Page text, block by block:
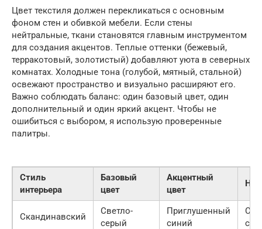
Цвет текстиля должен перекликаться с основным
фоном стен и обивкой мебели. Если стены
нейтральные, ткани становятся главным инструментом
для создания акцентов. Теплые оттенки (бежевый,
терракотовый, золотистый) добавляют уюта в северных
комнатах. Холодные тона (голубой, мятный, стальной)
освежают пространство и визуально расширяют его.
Важно соблюдать баланс: один базовый цвет, один
дополнительный и один яркий акцент. Чтобы не
ошибиться с выбором, я использую проверенные
палитры.
Стиль
интерьера
Базовый
цвет
Акцентный
цвет
Скандинавский
Светло-
серый
Приглушенный
синий